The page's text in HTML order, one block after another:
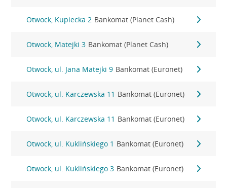
Otwock, Kupiecka 2 Bankomat (Planet Cash)
Otwock, Matejki 3 Bankomat (Planet Cash)
Otwock, ul. Jana Matejki 9 Bankomat (Euronet)
Otwock, ul. Karczewska 11 Bankomat (Euronet)
Otwock, ul. Karczewska 11 Bankomat (Euronet)
Otwock, ul. Kuklińskiego 1 Bankomat (Euronet)
Otwock, ul. Kuklińskiego 3 Bankomat (Euronet)